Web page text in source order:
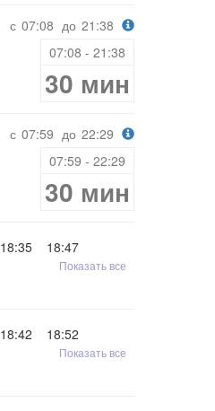
с 07:08 до 21:38
07:08 - 21:38
30 мин
с 07:59 до 22:29
07:59 - 22:29
30 мин
18:35
18:47
Показать все
18:42
18:52
Показать все